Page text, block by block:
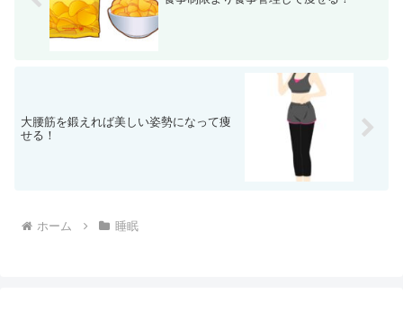
大腰筋を鍛えれば美しい姿勢になって痩
せる！
ホーム 睡眠